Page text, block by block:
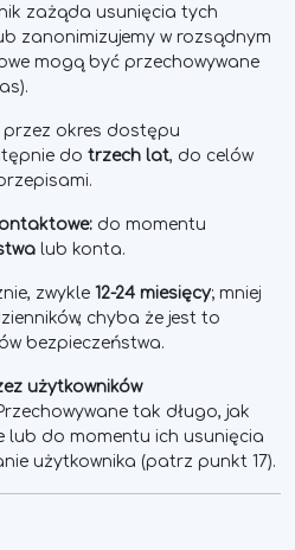
zażąda usunięcia tych
zanonimizujemy w rozsądnym
mogą być przechowywane
przez okres dostępu
do trzech lat, do celów
do momentu
lub konta.
zwykle 12-24 miesięcy; mniej
chyba że jest to
bezpieczeństwa.
użytkowników
tak długo, jak
lub do momentu ich usunięcia
użytkownika (patrz punkt 17).